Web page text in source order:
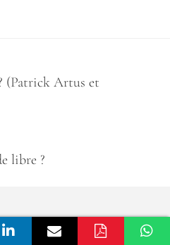
(Patrick Artus et
libre ?
- POLITIQUE DE CONFIDENTIALITÉ